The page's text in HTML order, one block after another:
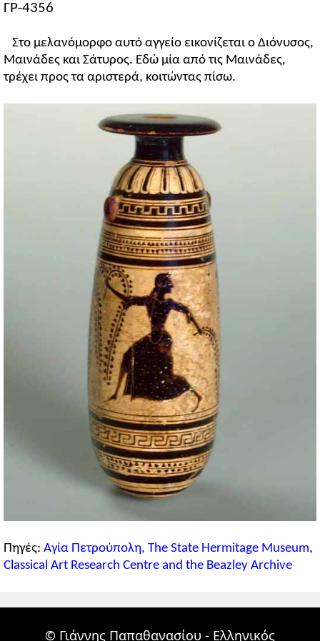
ГР-4356
Στο μελανόμορφο αυτό αγγείο εικονίζεται ο Διόνυσος,
Μαινάδες και Σάτυρος. Εδώ μία από τις Μαινάδες,
τρέχει προς τα αριστερά, κοιτώντας πίσω.
Πηγές: Αγία Πετρούπολη, The State Hermitage Museum,
Classical Art Research Centre and the Beazley Archive
© Γιάννης Παπαθανασίου - Ελληνικός